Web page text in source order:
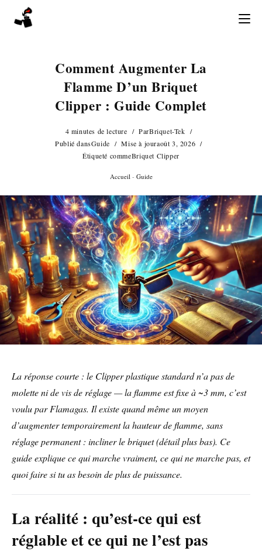
Comment Augmenter La
Flamme D’un Briquet
Clipper : Guide Complet
4 minutes de lecture ParBriquet-Tek
Publié dansGuide Mise à jouraoût 3, 2026
Étiqueté commeBriquet Clipper
Accueil- Guide
La réponse courte : le Clipper plastique standard n’a pas de
molette ni de vis de réglage — la flamme est fixe à ~3 mm, c’est
voulu par Flamagas. Il existe quand même un moyen
d’augmenter temporairement la hauteur de flamme, sans
réglage permanent : incliner le briquet (détail plus bas). Ce
guide explique ce qui marche vraiment, ce qui ne marche pas, et
quoi faire si tu as besoin de plus de puissance.
La réalité : qu’est-ce qui est
réglable et ce qui ne l’est pas